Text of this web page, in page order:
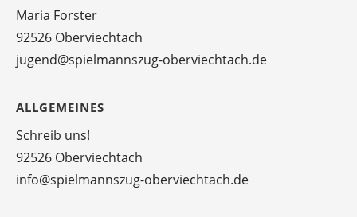
Maria Forster
92526 Oberviechtach
jugend@spielmannszug-oberviechtach.de
ALLGEMEINES
Schreib uns!
92526 Oberviechtach
info@spielmannszug-oberviechtach.de